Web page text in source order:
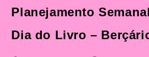
Planejamento
Dia do Livro –